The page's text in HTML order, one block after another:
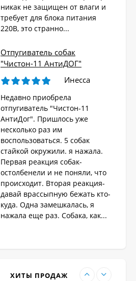
никак не защищен от влаги и
требует для блока питания
220В, это странно...
Отпугиватель собак
"Чистон-11 АнтиДОГ"
Инесса
Недавно приобрела
отпугиватель "Чистон-11
АнтиДог". Пришлось уже
несколько раз им
воспользоваться. 5 собак
стайкой окружили. я нажала.
Первая реакция собак-
остолбенели и не поняли, что
происходит. Вторая реакция-
давай врассыпную бежать кто-
куда. Одна замешкалась, я
нажала еще раз. Собака, как...
ХИТЫ ПРОДАЖ
4 570₽
Ультразвуковой
отпугиватель собак,
кошек, лис, кроликов
Garden Protector 3"
8 690 ₽
Электроошейник для
дрессировки собак
«PET998DB»
3 480₽
Ошейник антилай
1 890₽